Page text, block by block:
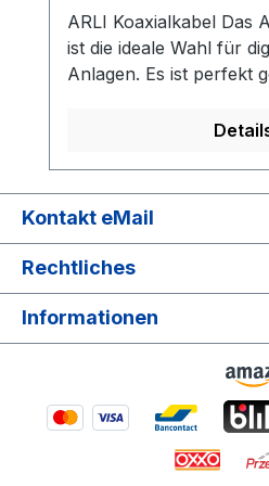
ARLI Koaxialkabel Das
ist die ideale Wahl für
Anlagen. Es ist perfekt
C2 sowie für den
hervorragenden Schutz
Störquellen. Der PVC-
UV-beständig und
geeignet. Die
Kabellänge
Einsatzmöglichkeiten:
Satellitenempfang,
terrestrisches TV und
Kontakt eMail
Rechtliches
Informationen